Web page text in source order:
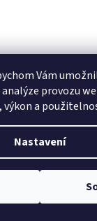
Vám
provozu
výkon a
Nastavení
+ 2